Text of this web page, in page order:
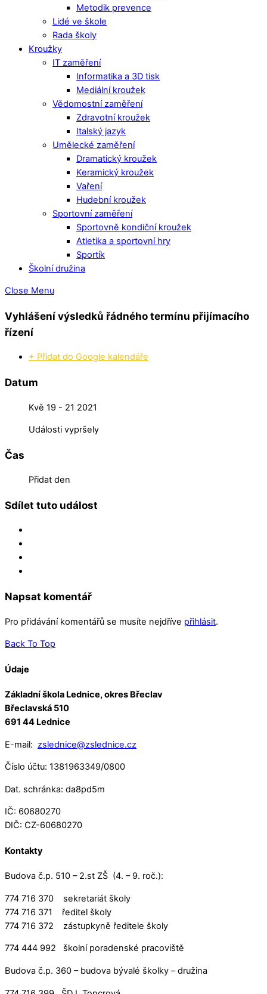
Metodik prevence
Lidé ve škole
Rada školy
Kroužky
IT zaměření
Informatika a 3D tisk
Mediální kroužek
Vědomostní zaměření
Zdravotní kroužek
Italský jazyk
Umělecké zaměření
Dramatický kroužek
Keramický kroužek
Vaření
Hudební kroužek
Sportovní zaměření
Sportovně kondiční kroužek
Atletika a sportovní hry
Sportík
Školní družina
Close Menu
Vyhlášení výsledků řádného termínu přijímacího
řízení
+ Přidat do Google kalendáře
Datum
Kvě 19 - 21 2021
Události vypršely
Čas
Přidat den
Sdílet tuto událost
Napsat komentář
Pro přidávání komentářů se musíte nejdříve přihlásit.
Back To Top
Údaje
Základní škola Lednice, okres Břeclav
Břeclavská 510
691 44 Lednice
E-mail: zslednice@zslednice.cz
Číslo účtu: 1381963349/0800
Dat. schránka: da8pd5m
IČ: 60680270
DIČ: CZ-60680270
Kontakty
Budova č.p. 510 – 2.st ZŠ (4. – 9. roč.):
774 716 370 sekretariát školy
774 716 371 ředitel školy
774 716 372 zástupkyně ředitele školy
774 444 992 školní poradenské pracoviště
Budova č.p. 360 – budova bývalé školky – družina